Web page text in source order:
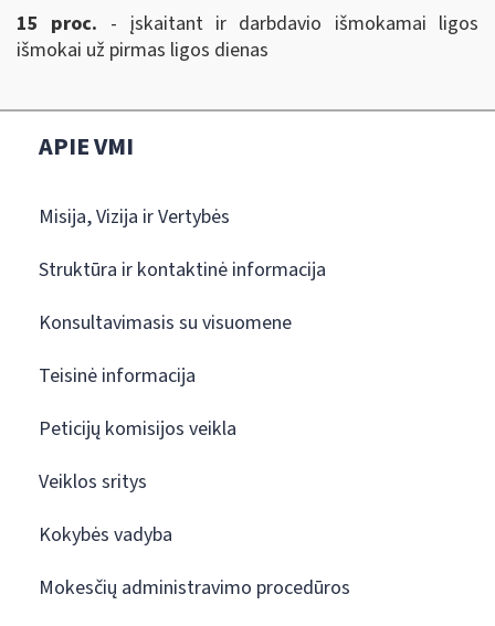
15 proc. - įskaitant ir darbdavio išmokamai ligos
išmokai už pirmas ligos dienas
APIE VMI
Misija, Vizija ir Vertybės
Struktūra ir kontaktinė informacija
Konsultavimasis su visuomene
Teisinė informacija
Peticijų komisijos veikla
Veiklos sritys
Kokybės vadyba
Mokesčių administravimo procedūros